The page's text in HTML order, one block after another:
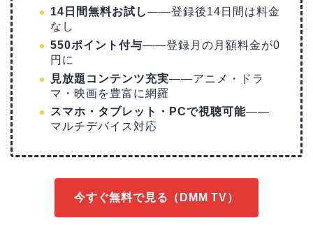
14日間無料お試し——登録後14日間は料金
なし
550ポイント付与——登録月の月額料金が0
円に
見放題コンテンツ充実——アニメ・ドラ
マ・映画を豊富に網羅
スマホ・タブレット・PCで視聴可能——
マルチデバイス対応
今すぐ無料で見る（DMM TV）